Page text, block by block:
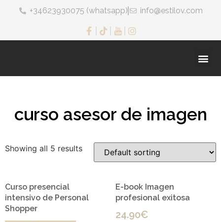
+34623930075 (whatsapp) info@estilov.com
curso asesor de imagen
Showing all 5 results
Curso presencial
intensivo de Personal
Shopper
E-book Imagen
profesional exitosa
24.90€